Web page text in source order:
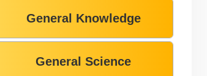
General Knowledge
General Science